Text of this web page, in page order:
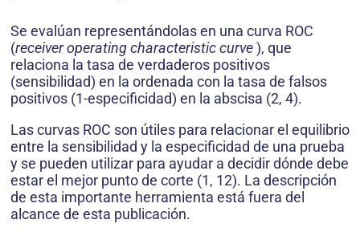
Se evalúan representándolas en una curva ROC
(receiver operating characteristic curve), que
relaciona la tasa de verdaderos positivos
(sensibilidad) en la ordenada con la tasa de falsos
positivos (1-especificidad) en la abscisa (2, 4).
Las curvas ROC son útiles para relacionar el equilibrio
entre la sensibilidad y la especificidad de una prueba
y se pueden utilizar para ayudar a decidir dónde debe
estar el mejor punto de corte (1, 12). La descripción
de esta importante herramienta está fuera del
alcance de esta publicación.